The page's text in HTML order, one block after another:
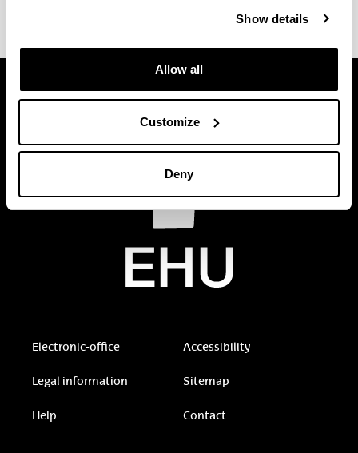
Show details
Allow all
Customize
Deny
Electronic-office Accessibility
Legal information Sitemap
Help Contact